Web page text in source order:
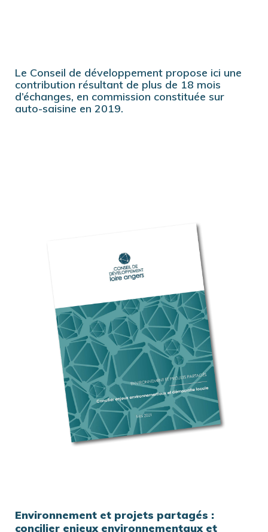
Le Conseil de développement propose ici une
contribution résultant de plus de 18 mois
d’échanges, en commission constituée sur
auto-saisine en 2019.
Environnement et projets partagés :
concilier enjeux environnementaux et